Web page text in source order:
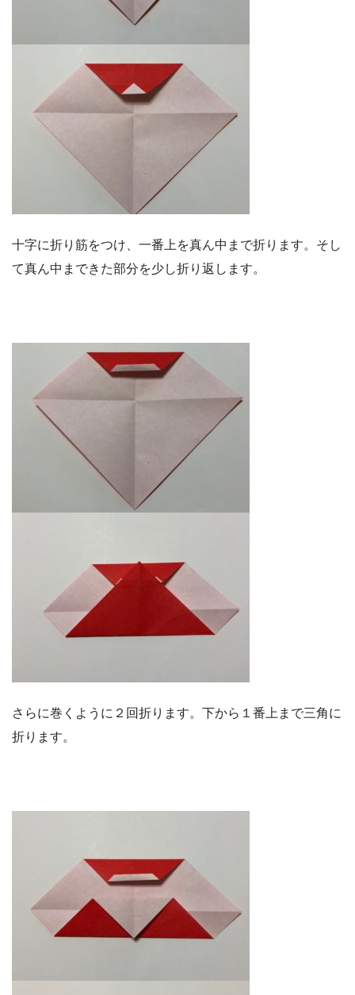
十字に折り筋をつけ、一番上を真ん中まで折ります。そし
て真ん中まできた部分を少し折り返します。
さらに巻くように２回折ります。下から１番上まで三角に
折ります。